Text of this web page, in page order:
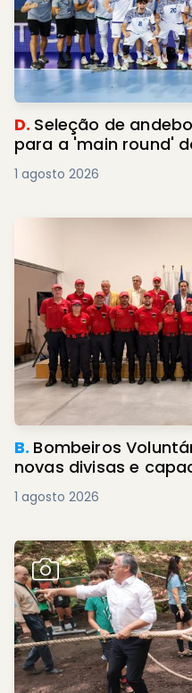
D. Seleção de
para a 'main round'
1 agosto 2026
B. Bombeiros
novas divisas e
1 agosto 2026